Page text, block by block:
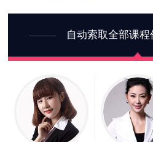
自动索取全部课